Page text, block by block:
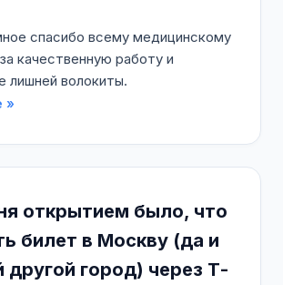
спасибо всему медицинскому
качественную работу и
лишней волокиты.
»
открытием было, что
билет в Москву (да и
другой город) через Т-